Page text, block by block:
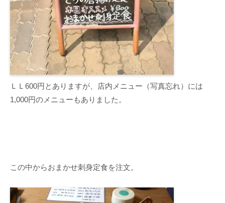
ＬＬ600円とありますが、店内メニュー（写真忘れ）には
1,000円のメニューもありました。
この中からおまかせ刺身定食を注文。